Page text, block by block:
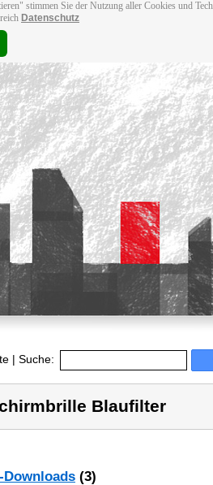
stimmen Sie der Nutzung aller Cookies und
Datenschutz
| Suche:
Blaufilter
(3)